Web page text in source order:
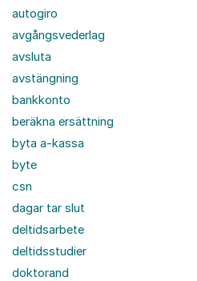
autogiro
avgångsvederlag
avsluta
avstängning
bankkonto
beräkna ersättning
byta a-kassa
byte
csn
dagar tar slut
deltidsarbete
deltidsstudier
doktorand